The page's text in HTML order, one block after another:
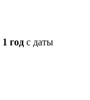
1 год с даты